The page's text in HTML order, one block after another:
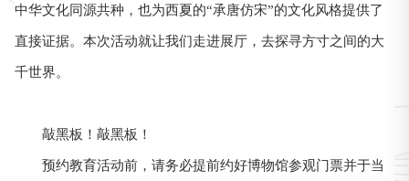
中华文化同源共种，也为西夏的“承唐仿宋”的文化风格提供了
直接证据。本次活动就让我们走进展厅，去探寻方寸之间的大
千世界。
敲黑板！敲黑板！
预约教育活动前，请务必提前约好博物馆参观门票并于当